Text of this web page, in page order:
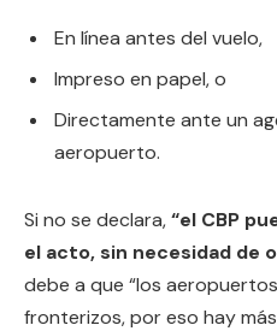
En línea antes del vuelo,
Impreso en papel, o
Directamente ante un
aeropuerto.
Si no se declara,“el CBP
el acto, sin necesidad de
debe a que “los
fronterizos, por eso hay